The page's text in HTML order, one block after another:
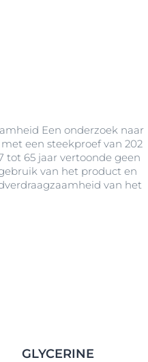
Een onderzoek naar
een steekproef van 202
tot 65 jaar vertoonde geen
van het product en
van het
GLYCERINE